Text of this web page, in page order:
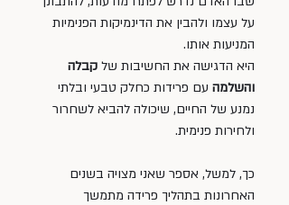
על עצמו ולהבין את הדינמיקות הפנימיות
המניעות אותו.
היא הדגישה את החשיבות של קבלה
והשלמה עם פרידות כחלק טבעי ובלתי
נמנע של החיים, שיכולה להביא לשחרור
ולחירות פנימית.
כך, למשל, אספר שאני מצויה בשנים
האחרונות בתהליך פרידה מתמשך